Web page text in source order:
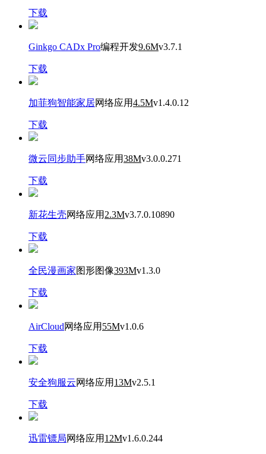
下载
Ginkgo CADx Pro编程开发9.6Mv3.7.1
下载
加菲狗智能家居网络应用4.5Mv1.4.0.12
下载
微云同步助手网络应用38Mv3.0.0.271
下载
新花生壳网络应用 2.3Mv3.7.0.10890
下载
全民漫画家图形图像393Mv1.3.0
下载
AirCloud网络应用 55Mv1.0.6
下载
安全狗服云网络应用 13Mv2.5.1
下载
迅雷镖局网络应用 12Mv1.6.0.244